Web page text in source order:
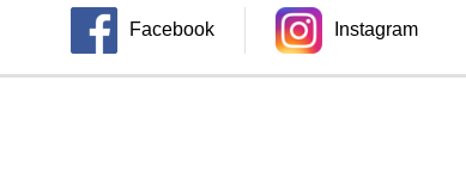
Facebook
別のウィンドウで開きます。
Instagram
別のウィンドウで開き